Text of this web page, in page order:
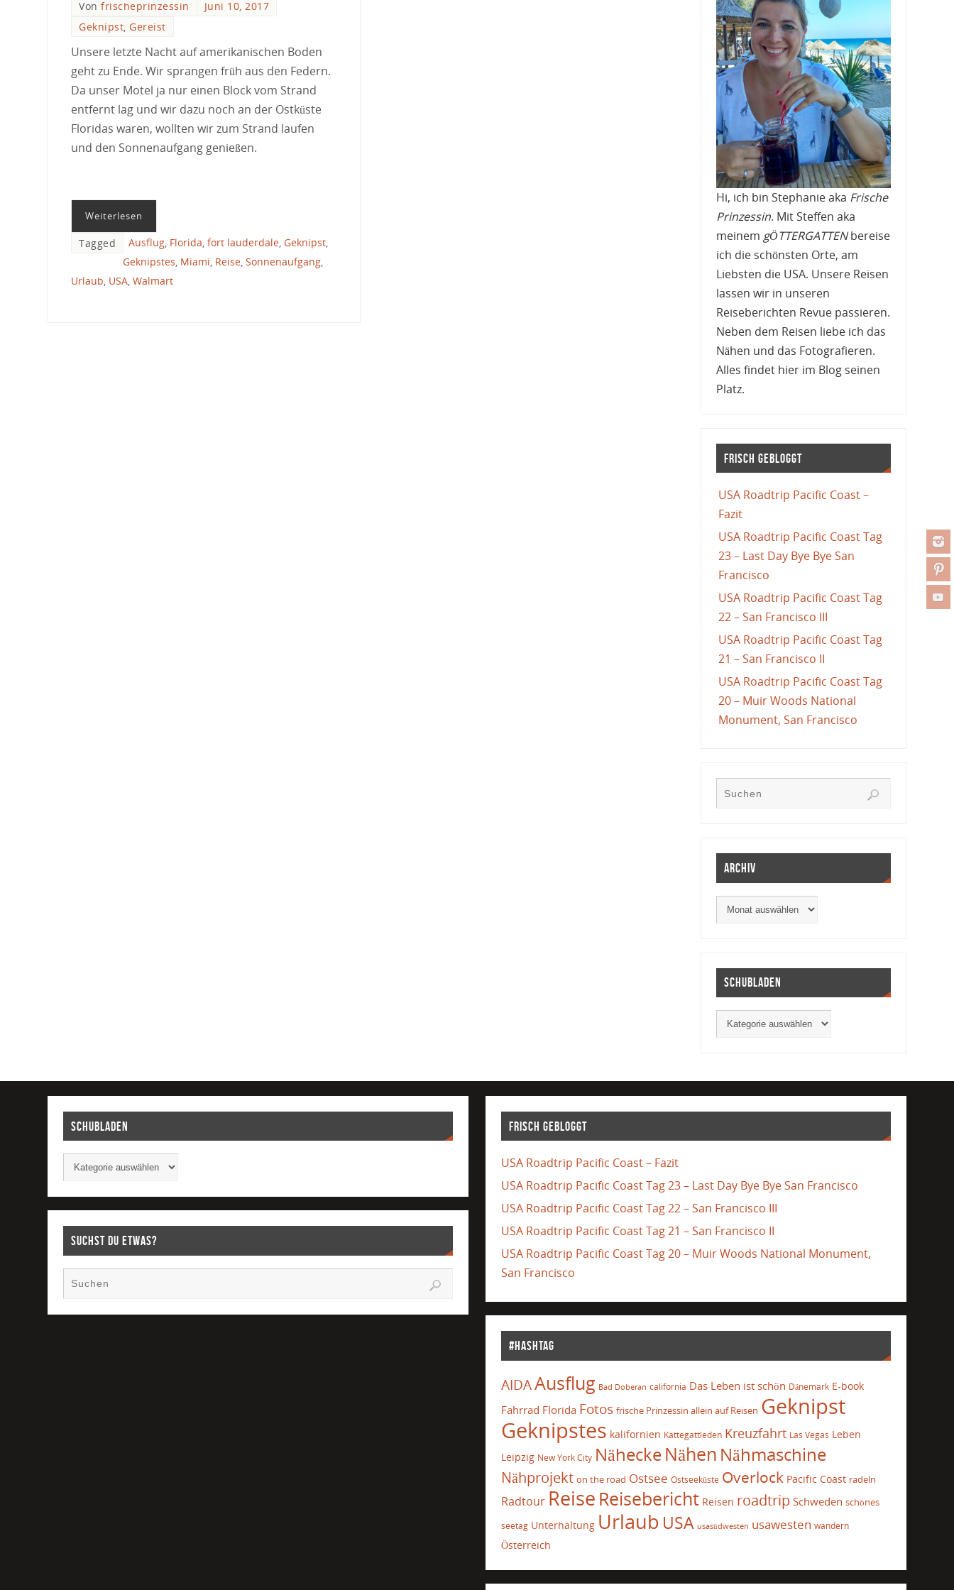
Von frischeprinzessin
Juni 10, 2017
Geknipst, Gereist
Unsere letzte Nacht auf amerikanischen Boden
geht zu Ende. Wir sprangen früh aus den Federn.
Da unser Motel ja nur einen Block vom Strand
entfernt lag und wir dazu noch an der Ostküste
Floridas waren, wollten wir zum Strand laufen
und den Sonnenaufgang genießen.
Weiterlesen
Tagged Ausflug Florida fort lauderdale Geknipst
Geknipstes Miami Reise Sonnenaufgang
Urlaub USA Walmart
Hi, ich bin Stephanie aka Frische
Prinzessin. Mit Steffen aka
meinem gÖTTERGATTENbereise
ich die schönsten Orte, am
Liebsten die USA. Unsere Reisen
lassen wir in unseren
Reiseberichten Revue passieren.
Neben dem Reisen liebe ich das
Nähen und das Fotografieren.
Alles findet hier im Blog seinen
Platz.
Frisch gebloggt
USA Roadtrip Pacific Coast –
Fazit
USA Roadtrip Pacific Coast Tag
23 – Last Day Bye Bye San
Francisco
USA Roadtrip Pacific Coast Tag
22 – San Francisco III
USA Roadtrip Pacific Coast Tag
21 – San Francisco II
USA Roadtrip Pacific Coast Tag
20 – Muir Woods National
Monument, San Francisco
Archiv
Schubladen
Schubladen
Suchst Du etwas?
Frisch gebloggt
USA Roadtrip Pacific Coast – Fazit
USA Roadtrip Pacific Coast Tag 23 – Last Day Bye Bye San Francisco
USA Roadtrip Pacific Coast Tag 22 – San Francisco III
USA Roadtrip Pacific Coast Tag 21 – San Francisco II
USA Roadtrip Pacific Coast Tag 20 – Muir Woods National Monument,
San Francisco
#Hashtag
AIDAAusflug Bad Doberan california Das Leben ist schön Dänemark E-book
Fahrrad Florida Fotos frische Prinzessin allein auf Reisen Geknipst
Geknipstes kalifornien Kattegattleden Kreuzfahrt Las Vegas Leben
Leipzig New York City NäheckeNähen Nähmaschine
Nähprojekt on the road Ostsee Ostseeküste Overlock Pacific Coast radeln
Radtour Reise Reisebericht Reisen roadtrip Schweden schönes
seetag Unterhaltung Urlaub USA usasüdwesten usawesten wandern
Österreich